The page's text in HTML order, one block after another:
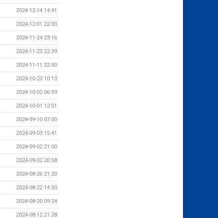
2024-12-14 14:41
2024-12-01 22:00
2024-11-24 23:16
2024-11-23 22:39
2024-11-11 22:00
2024-10-23 10:13
2024-10-02 06:59
2024-10-01 12:01
2024-09-10 07:00
2024-09-03 15:41
2024-09-02 21:00
2024-09-02 20:58
2024-08-26 21:20
2024-08-22 14:00
2024-08-20 09:24
2024-08-12 21:28